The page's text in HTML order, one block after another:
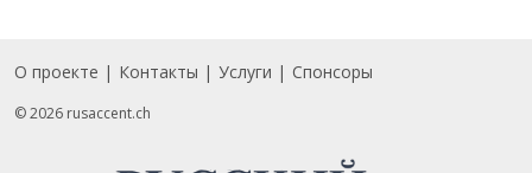
Footer
О проекте Контакты Услуги Спонсоры
© 2026 rusaccent.ch